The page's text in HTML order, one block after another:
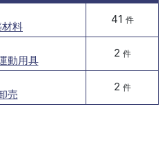
料
41 件
動用具
2 件
売
2 件